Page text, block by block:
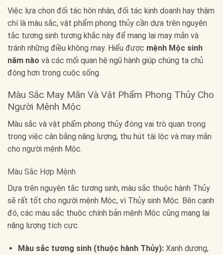
Việc lựa chọn đối tác hôn nhân, đối tác kinh doanh hay thậm
chí là màu sắc, vật phẩm phong thủy cần dựa trên nguyên
tắc tương sinh tương khắc này để mang lại may mắn và
tránh những điều không may. Hiểu được mệnh Mộc sinh
năm nào và các mối quan hệ ngũ hành giúp chúng ta chủ
động hơn trong cuộc sống.
Màu Sắc May Mắn Và Vật Phẩm Phong Thủy Cho
Người Mệnh Mộc
Màu sắc và vật phẩm phong thủy đóng vai trò quan trọng
trong việc cân bằng năng lượng, thu hút tài lộc và may mắn
cho người mệnh Mộc.
Màu Sắc Hợp Mệnh
Dựa trên nguyên tắc tương sinh, màu sắc thuộc hành Thủy
sẽ rất tốt cho người mệnh Mộc, vì Thủy sinh Mộc. Bên cạnh
đó, các màu sắc thuộc chính bản mệnh Mộc cũng mang lại
năng lượng tích cực.
Màu sắc tương sinh (thuộc hành Thủy):Xanh dương,